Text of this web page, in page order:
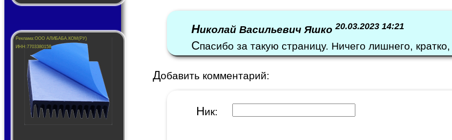
Николай Васильевич Яшко20.03.2023 14:21
Спасибо за такую страницу. Ничего лишнего, кратко,
Добавить комментарий:
Ник: